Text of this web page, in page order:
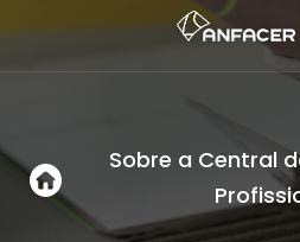
Sobre a Central